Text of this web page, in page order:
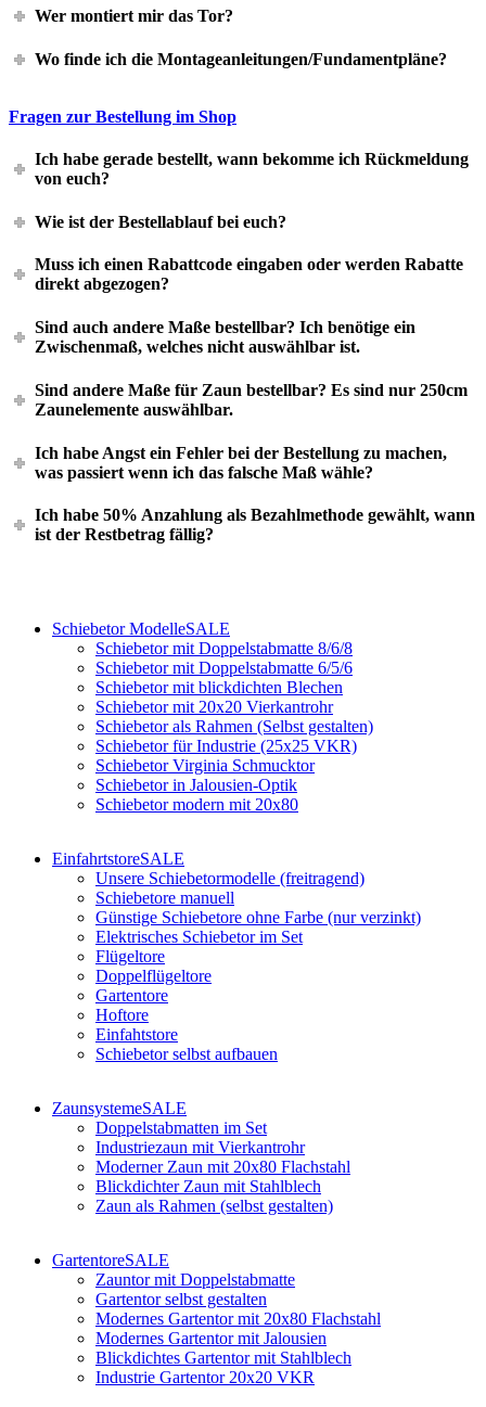
Wer montiert mir das Tor?
Wo finde ich die Montageanleitungen/Fundamentpläne?
Fragen zur Bestellung im Shop
Ich habe gerade bestellt, wann bekomme ich Rückmeldung
von euch?
Wie ist der Bestellablauf bei euch?
Muss ich einen Rabattcode eingaben oder werden Rabatte
direkt abgezogen?
Sind auch andere Maße bestellbar? Ich benötige ein
Zwischenmaß, welches nicht auswählbar ist.
Sind andere Maße für Zaun bestellbar? Es sind nur 250cm
Zaunelemente auswählbar.
Ich habe Angst ein Fehler bei der Bestellung zu machen,
was passiert wenn ich das falsche Maß wähle?
Ich habe 50% Anzahlung als Bezahlmethode gewählt, wann
ist der Restbetrag fällig?
Schiebetor ModelleSALE
Schiebetor mit Doppelstabmatte 8/6/8
Schiebetor mit Doppelstabmatte 6/5/6
Schiebetor mit blickdichten Blechen
Schiebetor mit 20x20 Vierkantrohr
Schiebetor als Rahmen (Selbst gestalten)
Schiebetor für Industrie (25x25 VKR)
Schiebetor Virginia Schmucktor
Schiebetor in Jalousien-Optik
Schiebetor modern mit 20x80
EinfahrtstoreSALE
Unsere Schiebetormodelle (freitragend)
Schiebetore manuell
Günstige Schiebetore ohne Farbe (nur verzinkt)
Elektrisches Schiebetor im Set
Flügeltore
Doppelflügeltore
Gartentore
Hoftore
Einfahtstore
Schiebetor selbst aufbauen
ZaunsystemeSALE
Doppelstabmatten im Set
Industriezaun mit Vierkantrohr
Moderner Zaun mit 20x80 Flachstahl
Blickdichter Zaun mit Stahlblech
Zaun als Rahmen (selbst gestalten)
GartentoreSALE
Zauntor mit Doppelstabmatte
Gartentor selbst gestalten
Modernes Gartentor mit 20x80 Flachstahl
Modernes Gartentor mit Jalousien
Blickdichtes Gartentor mit Stahlblech
Industrie Gartentor 20x20 VKR